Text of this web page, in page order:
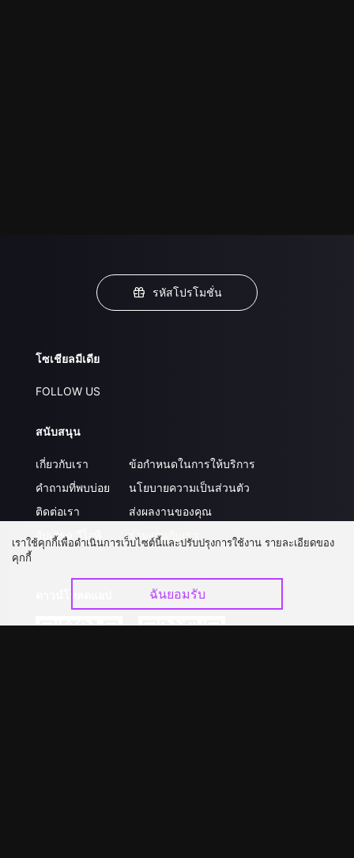
รหัสโปรโมชั่น
โซเชียลมีเดีย
FOLLOW US
สนับสนุน
เกี่ยวกับเรา
คำถามที่พบบ่อย
ติดต่อเรา
อัปเกรด วีไอพี
ข้อกำหนดในการให้บริการ
นโยบายความเป็นส่วนตัว
ส่งผลงานของคุณ
ร่วมงานกับเรา
เราใช้คุกกี้เพื่อดำเนินการเว็บไซต์นี้และปรับปรุงการใช้งาน รายละเอียดของ
คุกกี้
ฉันยอมรับ